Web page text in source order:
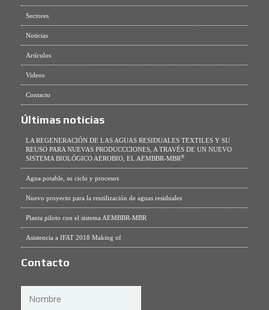
Sectores
Noticias
Artículos
Videos
Contacto
Últimas noticias
LA REGENERACIÓN DE LAS AGUAS RESIDUALES TEXTILES Y SU
REUSO PARA NUEVAS PRODUCCCIONES, A TRAVÉS DE UN NUEVO
SISTEMA BIOLÓGICO AEROBIO, EL AEMBBR-MBR®
Agua potable, su ciclo y procesos
Nuevo proyecto para la reutilización de aguas residuales
Planta piloto con el sistema AEMBBR-MBR
Asistencia a IFAT 2018 Making of
Contacto